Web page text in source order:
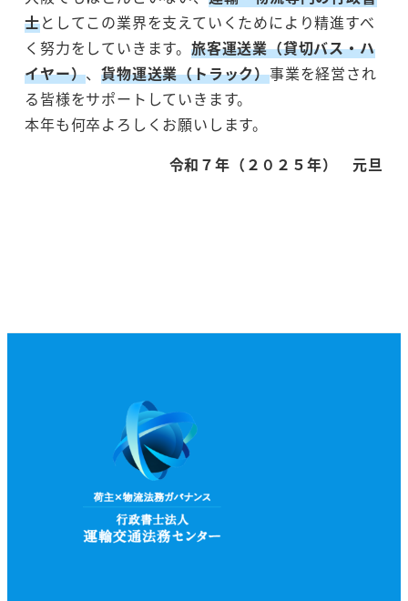
士としてこの業界を支えていくためにより精進すべ
く努力をしていきます。 旅客運送業（貸切バス・ハ
イヤー）、貨物運送業（トラック）事業を経営され
る皆様をサポートしていきます。
本年も何卒よろしくお願いします。
令和７年（２０２５年） 元旦